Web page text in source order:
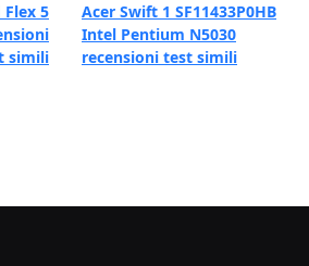
Flex 5
simili
Acer Swift 1 SF11433P0HB
Intel Pentium N5030
recensioni test simili